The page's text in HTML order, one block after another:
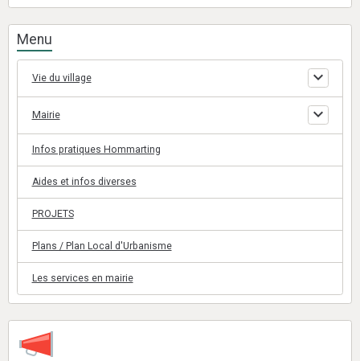
Menu
Vie du village
Mairie
Infos pratiques Hommarting
Aides et infos diverses
PROJETS
Plans / Plan Local d'Urbanisme
Les services en mairie